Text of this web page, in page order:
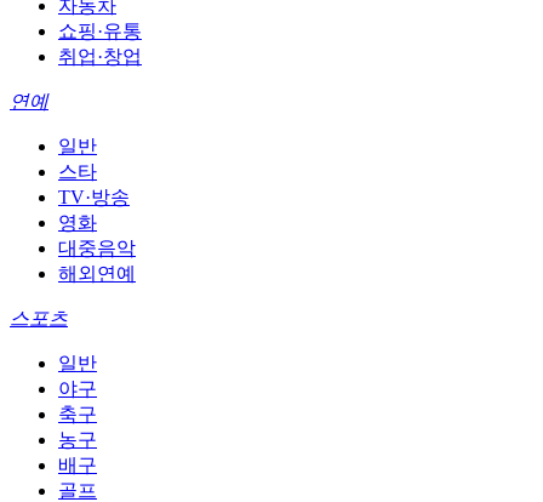
자동차
쇼핑·유통
취업·창업
연예
일반
스타
TV·방송
영화
대중음악
해외연예
스포츠
일반
야구
축구
농구
배구
골프